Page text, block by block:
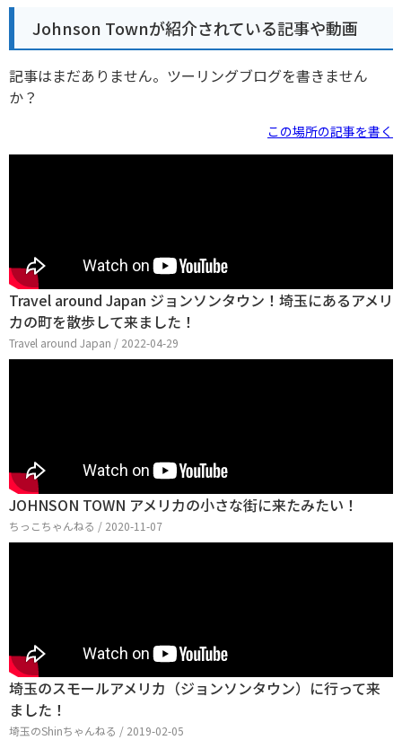
Johnson Townが紹介されている記事や動画
記事はまだありません。ツーリングブログを書きません
か？
この場所の記事を書く
Travel around Japan ジョンソンタウン！埼玉にあるアメリ
カの町を散歩して来ました！
Travel around Japan / 2022-04-29
JOHNSON TOWN アメリカの小さな街に来たみたい！
ちっこちゃんねる / 2020-11-07
埼玉のスモールアメリカ（ジョンソンタウン）に行って来
ました！
埼玉のShinちゃんねる / 2019-02-05